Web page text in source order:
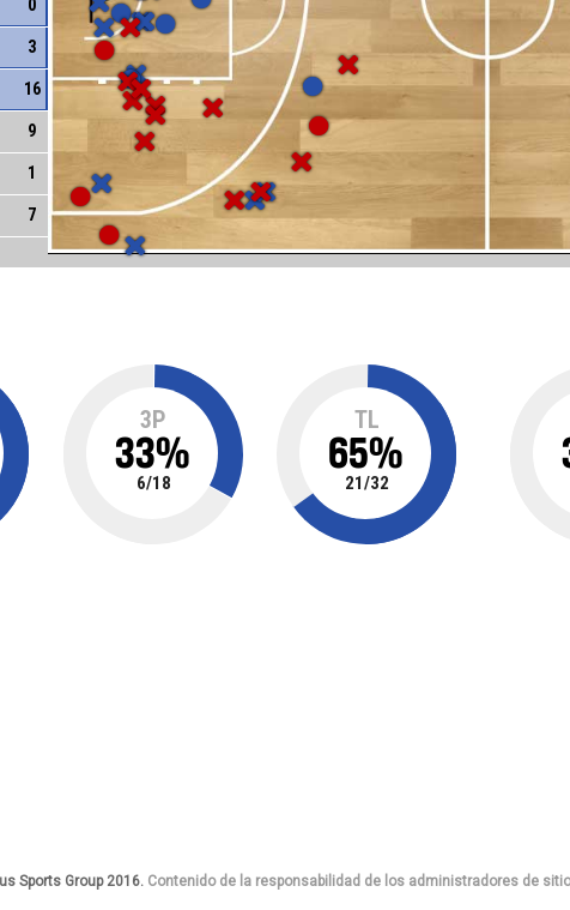
0
3
16
9
1
7
3P
33%
6/18
TL
65%
21/32
Sports Group 2016. Contenido de la responsabilidad de los administradores de